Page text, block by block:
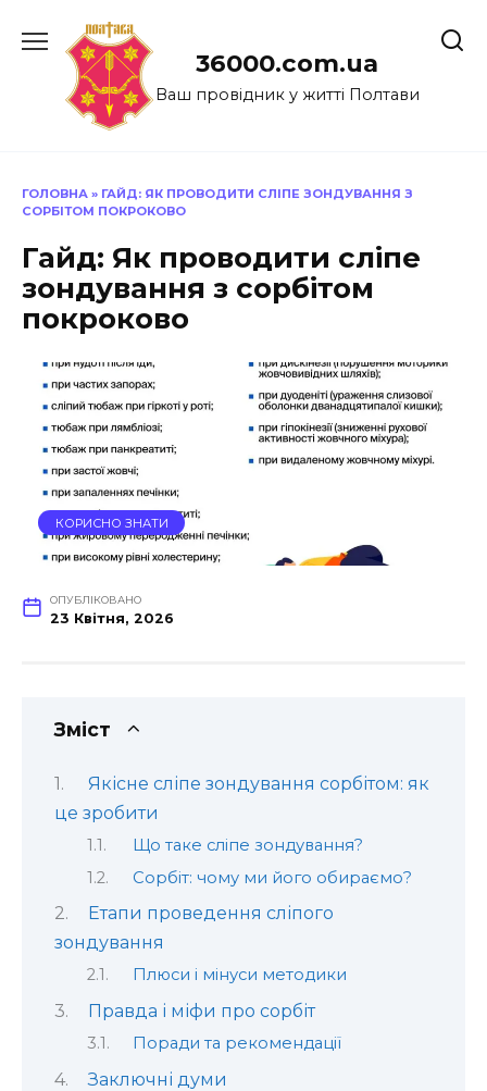
до
36000.com.ua
Ваш провідник у житті Полтави
ГОЛОВНА » ГАЙД: ЯК ПРОВОДИТИ СЛІПЕ ЗОНДУВАННЯ З
СОРБІТОМ ПОКРОКОВО
Гайд: Як проводити сліпе
зондування з сорбітом
покроково
КОРИСНО ЗНАТИ
ОПУБЛІКОВАНО
23 Квітня, 2026
Зміст
Якісне сліпе зондування сорбітом: як
це зробити
Що таке сліпе зондування?
Сорбіт: чому ми його обираємо?
Етапи проведення сліпого
зондування
Плюси і мінуси методики
Правда і міфи про сорбіт
Поради та рекомендації
Заключні думи